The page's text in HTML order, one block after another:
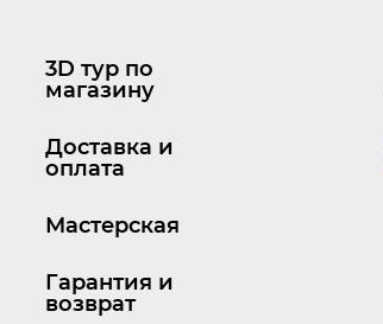
3D тур по
магазину
Доставка и
оплата
Мастерская
Гарантия и
возврат